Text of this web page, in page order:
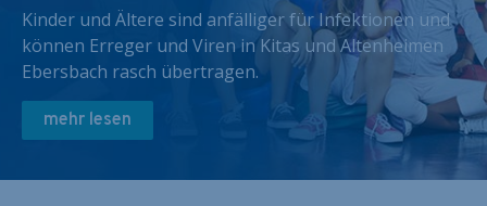
Kinder und Ältere sind anfälliger für Infektionen und
können Erreger und Viren in Kitas und Altenheimen
Ebersbach rasch übertragen.
mehr lesen